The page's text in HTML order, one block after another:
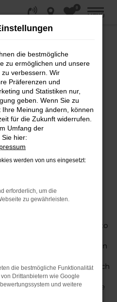
0
MENÜ
|
NACH
HAMBURG –
IM VW
Taigo Jahreswagen
Das Fahrzeug ist wie
und Umgebung
erstklassige Verarbeitung
kommt, dass in puncto
regelrecht
sich vor allem in Sachen
widerspiegelt. Und
dass Kenner sprichwörtlich
In kurzen Worten: für
Jahreswagen eine perfekte
einem Neuwagen
die bestmögliche
zu ermöglichen und unsere
verbessern. Wir
Präferenzen und
und Statistiken nur,
geben. Wenn Sie zu
Meinung ändern, können
für die Zukunft widerrufen.
Umfang der
hier:
werden von uns eingesetzt:
erforderlich, um die
zu gewährleisten.
die bestmögliche Funktionalität
Drittanbietern wie Google
und weitere